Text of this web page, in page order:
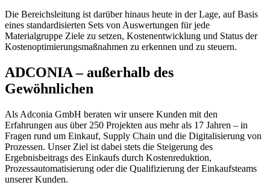
Die Bereichsleitung ist darüber hinaus heute in der Lage, auf Basis
eines standardisierten Sets von Auswertungen für jede
Materialgruppe Ziele zu setzen, Kostenentwicklung und Status der
Kostenoptimierungsmaßnahmen zu erkennen und zu steuern.
ADCONIA – außerhalb des
Gewöhnlichen
Als Adconia GmbH beraten wir unsere Kunden mit den
Erfahrungen aus über 250 Projekten aus mehr als 17 Jahren – in
Fragen rund um Einkauf, Supply Chain und die Digitalisierung von
Prozessen. Unser Ziel ist dabei stets die Steigerung des
Ergebnisbeitrags des Einkaufs durch Kostenreduktion,
Prozessautomatisierung oder die Qualifizierung der Einkaufsteams
unserer Kunden.